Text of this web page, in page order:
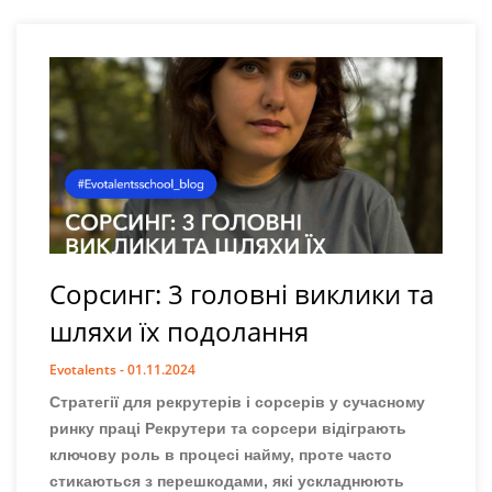
Сорсинг: 3 головні виклики та
шляхи їх подолання
Evotalents 01.11.2024
Стратегії для рекрутерів і сорсерів у сучасному
ринку праці Рекрутери та сорсери відіграють
ключову роль в процесі найму, проте часто
стикаються з перешкодами, які ускладнюють